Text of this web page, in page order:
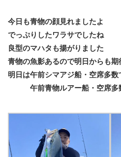
今日も青物の顔見れましたよ
でっぷりしたワラサでしたね
良型のマハタも揚がりました
青物の魚影あるので明日からも期
明日は午前シマアジ船・空席多数
午前青物ルアー船・空席多